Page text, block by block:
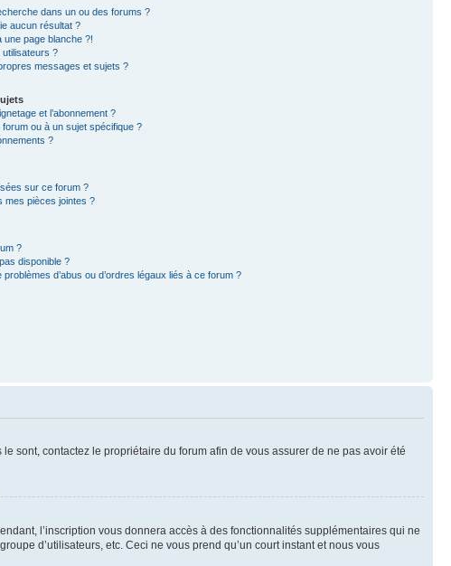
dans un ou des forums ?
aucun résultat ?
une page blanche ?!
?
messages et sujets ?
et l’abonnement ?
ou à un sujet spécifique ?
?
sur ce forum ?
mes pièces jointes ?
?
disponible ?
d’abus ou d’ordres légaux liés à ce forum ?
sont, contactez le propriétaire du forum afin de vous assurer de ne pas avoir été
l’inscription vous donnera accès à des fonctionnalités supplémentaires qui ne
d’utilisateurs, etc. Ceci ne vous prend qu’un court instant et nous vous